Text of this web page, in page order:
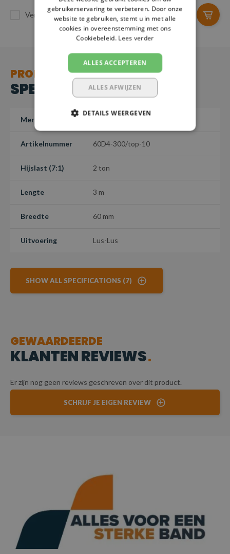
Vergelijk Vergelijk
PRODUCT
SPECIFICATIES
Merk
Artikelnummer 60D4-300/top-10
Hijslast (7:1) 2 ton
Lengte 3 m
Breedte 60 mm
Uitvoering Lus-Lus
SHOW ALL SPECIFICATIONS (7)
GEWAARDEERDE
KLANTEN REVIEWS
Er zijn nog geen reviews geschreven over dit product.
SCHRIJF JE EIGEN REVIEW
gebruikerservaring te verbeteren. Door onze
website te gebruiken, stemt u in met alle
cookies in overeenstemming met ons
Cookiebeleid. Lees verder
ALLES ACCEPTEREN
ALLES AFWIJZEN
DETAILS WEERGEVEN